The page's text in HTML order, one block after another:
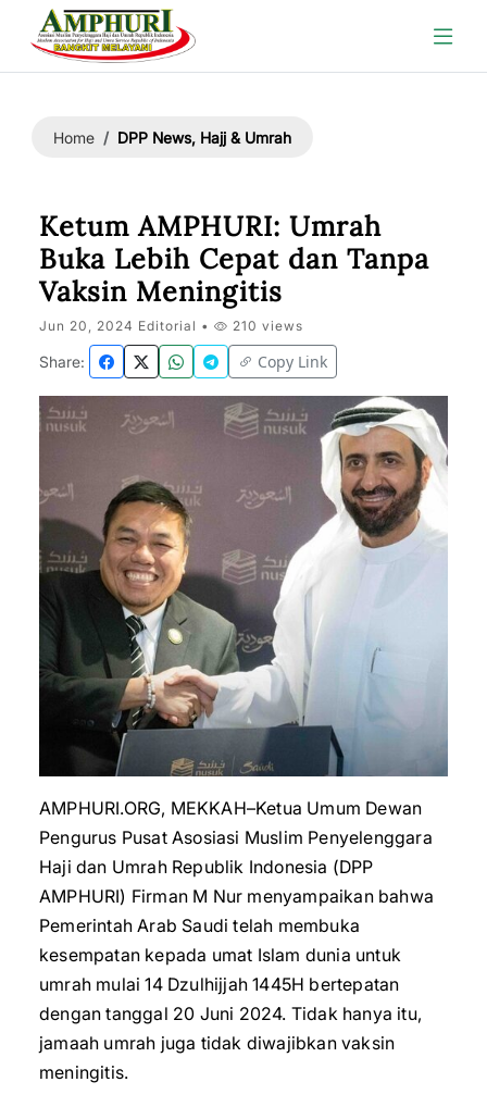
Home DPP News, Hajj & Umrah
Ketum AMPHURI: Umrah
Buka Lebih Cepat dan Tanpa
Vaksin Meningitis
Jun 20, 2024 Editorial • 210 views
Share: Copy Link
AMPHURI.ORG, MEKKAH–Ketua Umum Dewan
Pengurus Pusat Asosiasi Muslim Penyelenggara
Haji dan Umrah Republik Indonesia (DPP
AMPHURI) Firman M Nur menyampaikan bahwa
Pemerintah Arab Saudi telah membuka
kesempatan kepada umat Islam dunia untuk
umrah mulai 14 Dzulhijjah 1445H bertepatan
dengan tanggal 20 Juni 2024. Tidak hanya itu,
jamaah umrah juga tidak diwajibkan vaksin
meningitis.